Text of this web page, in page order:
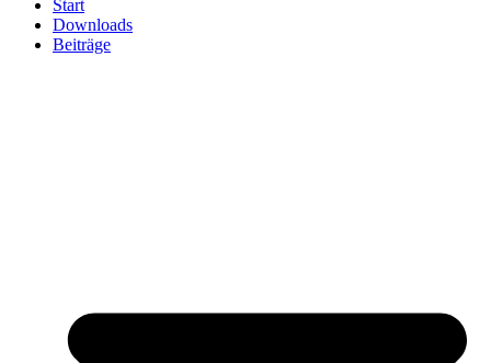
Start
Downloads
Beiträge